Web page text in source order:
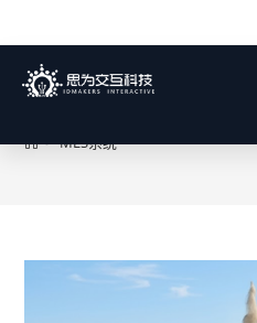
MES系统
> MES系统